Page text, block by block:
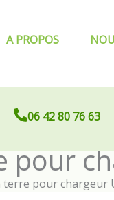
A PROPOS
06 42 80 76 63
terre pour chargeur